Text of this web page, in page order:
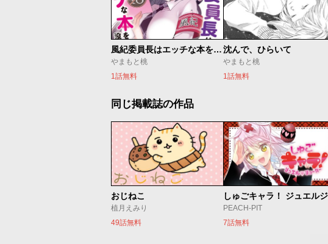
風紀委員長はエッチな本を没収したい
やまもと桃
1話無料
沈んで、ひらいて
やまもと桃
1話無料
同じ掲載誌の作品
おじねこ
植月えみり
49話無料
PEACH-PIT
7話無料